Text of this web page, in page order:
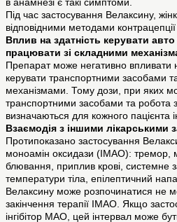
в анамнезі є такі симптоми.
Під час застосування Велаксину,
відповідними методами
Вплив на здатність керувати
працювати зі складними
Препарат може негативно впливати
керувати транспортними засобами
механізмами. Тому дози, при яких
транспортними засобами та робота
визначаються для кожного пацієнта
Взаємодія з іншими лікарськими
Протипоказано застосування
моноамін оксидази (ІМАО): тремор,
блювання, приплив крові, системне
температури тіла, епілептичний
Велаксину може розпочинатися не
закінчення терапії ІМАО. Якщо
інгібітор МАО, цей інтервал може